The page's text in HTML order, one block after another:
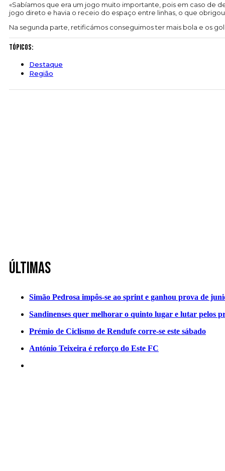
«Sabíamos que era um jogo muito importante, pois em caso de
jogo direto e havia o receio do espaço entre linhas, o que obrigou
Na segunda parte, retificámos conseguimos ter mais bola e os
Tópicos:
Destaque
Região
Últimas
Simão Pedrosa impôs-se ao sprint e ganhou prova de
Sandinenses quer melhorar o quinto lugar e lutar pelos
Prémio de Ciclismo de Rendufe corre-se este sábado
António Teixeira é reforço do Este FC